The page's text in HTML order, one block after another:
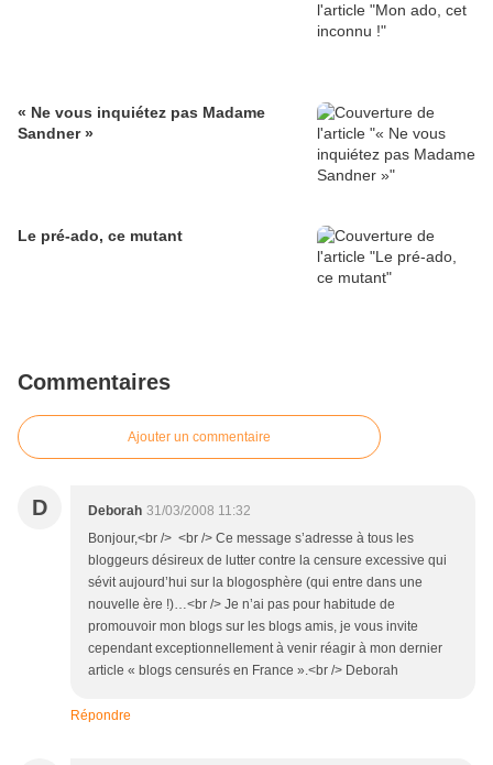
« Ne vous inquiétez pas Madame
Sandner »
Le pré-ado, ce mutant
Commentaires
Ajouter un commentaire
D Deborah 31/03/2008 11:32
Bonjour,<br /> <br /> Ce message s’adresse à tous les
bloggeurs désireux de lutter contre la censure excessive qui
sévit aujourd’hui sur la blogosphère (qui entre dans une
nouvelle ère !)…<br /> Je n’ai pas pour habitude de
promouvoir mon blogs sur les blogs amis, je vous invite
cependant exceptionnellement à venir réagir à mon dernier
article « blogs censurés en France ».<br /> Deborah
Répondre